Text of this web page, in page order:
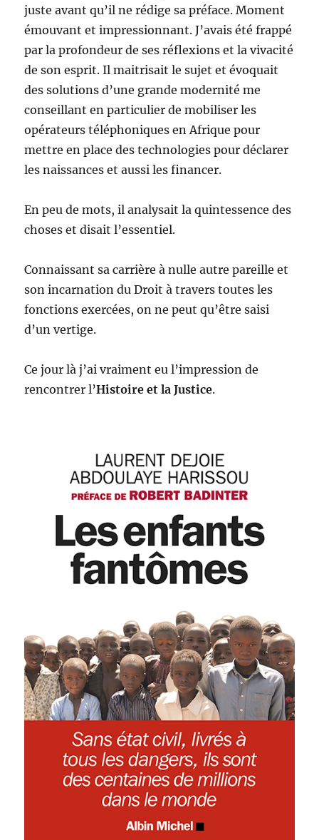
juste avant qu’il ne rédige sa préface. Moment
émouvant et impressionnant. J’avais été frappé
par la profondeur de ses réflexions et la vivacité
de son esprit. Il maitrisait le sujet et évoquait
des solutions d’une grande modernité me
conseillant en particulier de mobiliser les
opérateurs téléphoniques en Afrique pour
mettre en place des technologies pour déclarer
les naissances et aussi les financer.
En peu de mots, il analysait la quintessence des
choses et disait l’essentiel.
Connaissant sa carrière à nulle autre pareille et
son incarnation du Droit à travers toutes les
fonctions exercées, on ne peut qu’être saisi
d’un vertige.
Ce jour là j’ai vraiment eu l’impression de
rencontrer l’Histoire et la Justice.